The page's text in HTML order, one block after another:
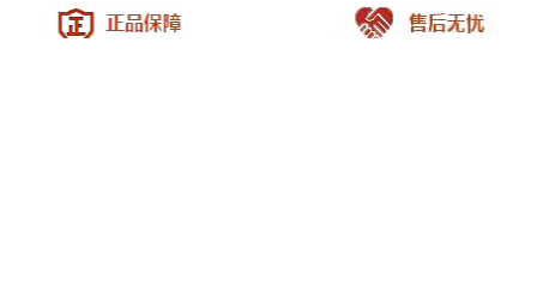
给我留言